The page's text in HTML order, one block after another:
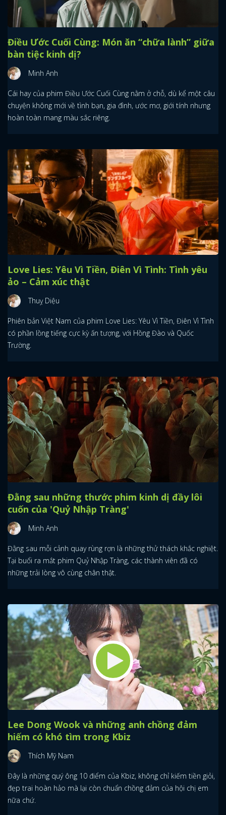
Điều Ước Cuối Cùng: Món ăn “chữa lành” giữa
bàn tiệc kinh dị?
Minh Anh
Cái hay của phim Điều Ước Cuối Cùng nằm ở chỗ, dù kể một câu
chuyện không mới về tình bạn, gia đình, ước mơ, giới tính nhưng
hoàn toàn mang màu sắc riêng.
Love Lies: Yêu Vì Tiền, Điên Vì Tình: Tình yêu
ảo – Cảm xúc thật
Thuỵ Diệu
Phiên bản Việt Nam của phim Love Lies: Yêu Vì Tiền, Điên Vì Tình
có phần lồng tiếng cực kỳ ấn tượng, với Hồng Đào và Quốc
Trường.
Đằng sau những thước phim kinh dị đầy lôi
cuốn của 'Quỷ Nhập Tràng'
Minh Anh
Đằng sau mỗi cảnh quay rùng rợn là những thử thách khắc nghiệt.
Tại buổi ra mắt phim Quỷ Nhập Tràng, các thành viên đã có
những trải lòng vô cùng chân thật.
Lee Dong Wook và những anh chồng đảm
hiếm có khó tìm trong Kbiz
Thích Mỹ Nam
Đây là những quý ông 10 điểm của Kbiz, không chỉ kiếm tiền giỏi,
đẹp trai hoàn hảo mà lại còn chuẩn chồng đảm của hội chị em
nữa chứ.